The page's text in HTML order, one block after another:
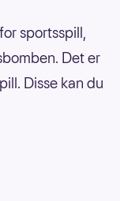
sportsspill,
Det er
Disse kan du